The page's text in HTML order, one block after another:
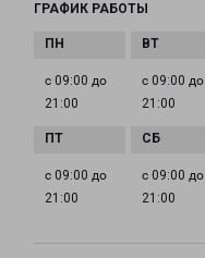
ГРАФИК РАБОТЫ
с 09:00 до
21:00
с 09:00 до
21:00
с 09:00 до
21:00
с 09:00 до
21:00